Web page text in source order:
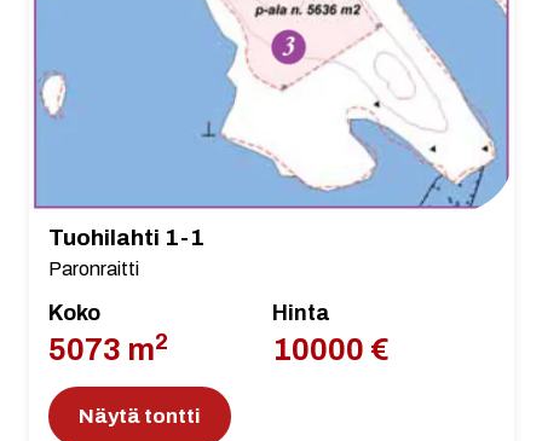
Tuohilahti 1-1
Paronraitti
Koko
5073 m2
Hinta
10000 €
Näytä tontti